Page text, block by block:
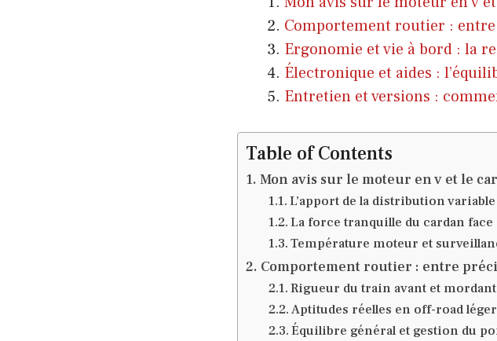
Comportement routier :
Ergonomie et vie à bord : la
Électronique et aides :
Entretien et versions :
Table of Contents
Mon avis sur le moteur en v et le
L’apport de la distribution
La force tranquille du cardan face
Température moteur et
Comportement routier : entre
Rigueur du train avant et
Aptitudes réelles en off-road
Équilibre général et gestion du